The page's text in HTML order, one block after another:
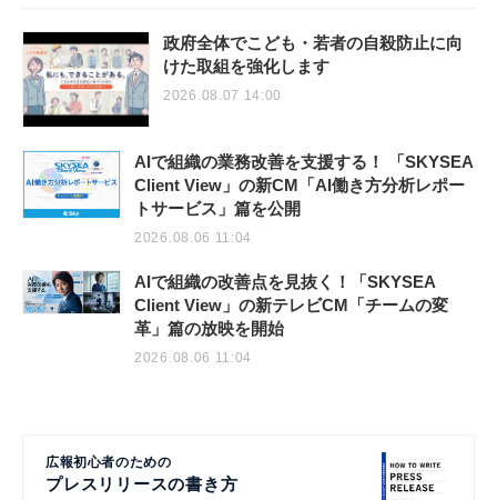
政府全体でこども・若者の自殺防止に向
けた取組を強化します
2026.08.07 14:00
AIで組織の業務改善を支援する！ 「SKYSEA
Client View」の新CM「AI働き方分析レポー
トサービス」篇を公開
2026.08.06 11:04
AIで組織の改善点を見抜く！「SKYSEA
Client View」の新テレビCM「チームの変
革」篇の放映を開始
2026.08.06 11:04
広報初心者のための
プレスリリースの書き方